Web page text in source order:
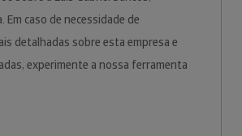
Em caso de necessidade de
detalhadas sobre esta empresa e
experimente a nossa ferramenta